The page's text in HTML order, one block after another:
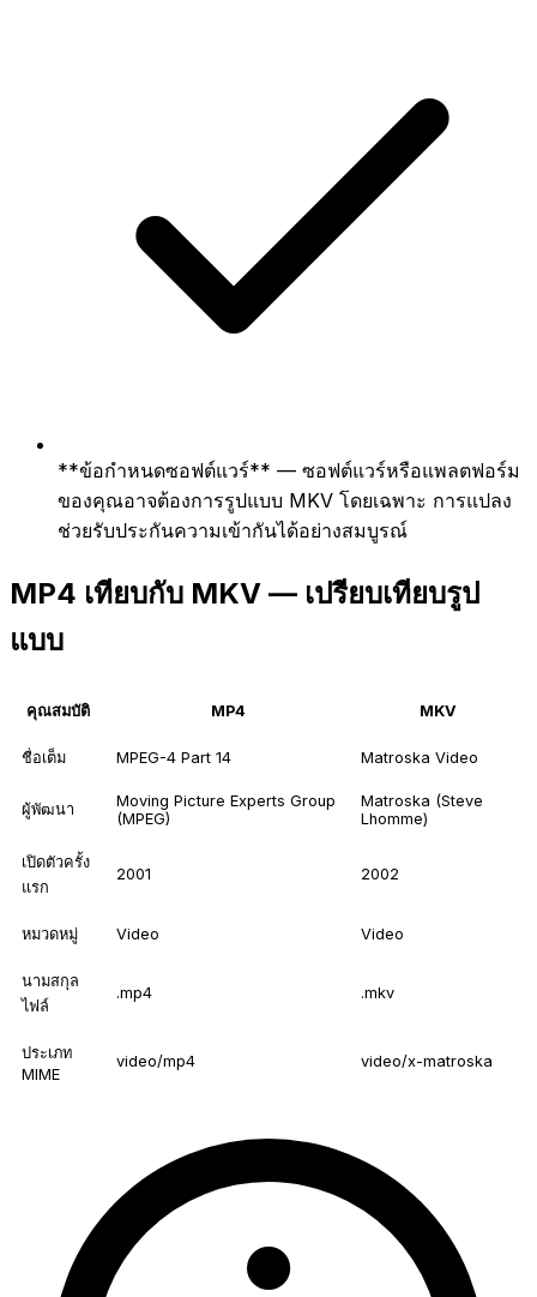
**ข้อกำหนดซอฟต์แวร์** — ซอฟต์แวร์หรือแพลตฟอร์ม
ของคุณอาจต้องการรูปแบบ MKV โดยเฉพาะ การแปลง
ช่วยรับประกันความเข้ากันได้อย่างสมบูรณ์
MP4 เทียบกับ MKV — เปรียบเทียบรูป
แบบ
คุณสมบัติ MP4 MKV
ชื่อเต็ม MPEG-4 Part 14 Matroska Video
ผู้พัฒนา
Moving Picture Experts Group
(MPEG)
Matroska (Steve
Lhomme)
เปิดตัวครั้ง
แรก
2001 2002
หมวดหมู่ Video Video
นามสกุล
ไฟล์
.mp4 .mkv
ประเภท
MIME
video/mp4 video/x-matroska